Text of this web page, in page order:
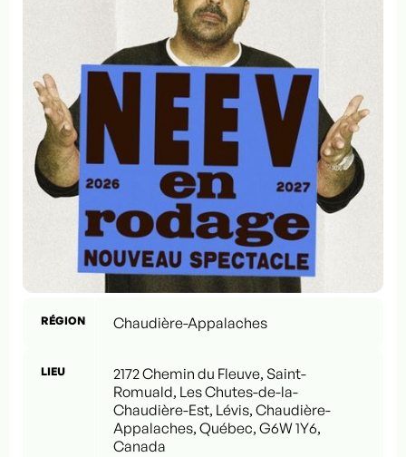
RÉGION Chaudière-Appalaches
LIEU
2172 Chemin du Fleuve, Saint-
Romuald, Les Chutes-de-la-
Chaudière-Est, Lévis, Chaudière-
Appalaches, Québec, G6W 1Y6,
Canada